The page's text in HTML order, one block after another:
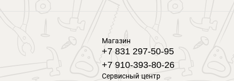
Магазин
+7 831 297-50-95
+7 910-393-80-26
Сервисный центр